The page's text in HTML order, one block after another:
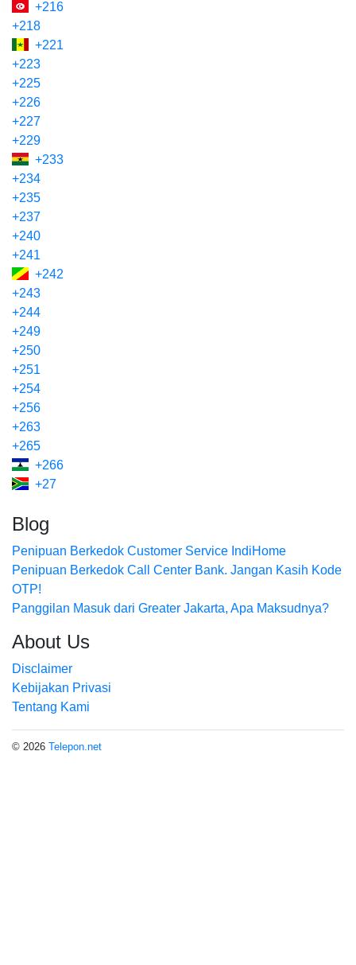
+216
+218
+221
+223
+225
+226
+227
+229
+233
+234
+235
+237
+240
+241
+242
+243
+244
+249
+250
+251
+254
+256
+263
+265
+266
+27
Blog
Penipuan Berkedok Customer Service IndiHome
Penipuan Berkedok Call Center Bank. Jangan Kasih Kode
OTP!
Panggilan Masuk dari Greater Jakarta, Apa Maksudnya?
About Us
Disclaimer
Kebijakan Privasi
Tentang Kami
© 2026 Telepon.net